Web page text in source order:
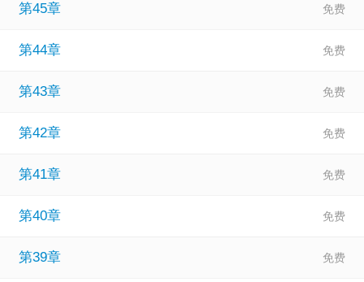
第45章
第44章
第43章
第42章
第41章
第40章
第39章